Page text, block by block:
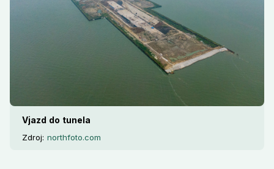
Vjazd do tunela
Zdroj: northfoto.com